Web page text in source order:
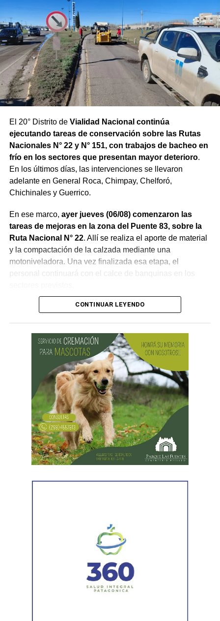
El 20° Distrito de Vialidad Nacional continúa
ejecutando tareas de conservación sobre las Rutas
Nacionales N° 22 y N° 151, con trabajos de bacheo en
frío en los sectores que presentan mayor deterioro.
En los últimos días, las intervenciones se llevaron
adelante en General Roca, Chimpay, Chelforó,
Chichinales y Guerrico.
En ese marco, ayer jueves (06/08) comenzaron las
tareas de mejoras en la zona del Puente 83, sobre la
Ruta Nacional N° 22. Allí se realiza el aporte de material
y la compactación de la calzada mediante una
motoniveladora. Una vez finalizada esa etapa, el
personal continuará con el calce de banquinas en los
Desde Vialidad Nacional informaron que,durante las
próximas semanas, el operativo de bacheo será
reforzado con dos nuevas cuadrillas de trabajo y dos
camiones bacheadores, lo que permitirá incrementar
el ritmo de ejecución y optimizar las tareas de
mantenimiento en distintos puntos del Alto Valle.
Por otra parte, el organismo avanza con el relevamiento
sectores más deteriorados y mejorar las condiciones de
CONTINUAR LEYENDO